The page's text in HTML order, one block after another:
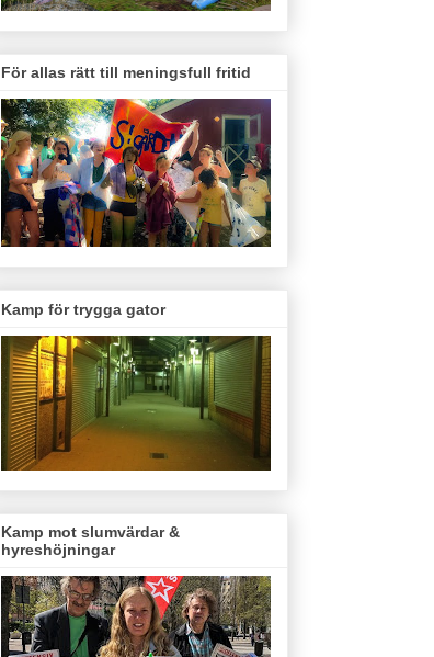
För allas rätt till meningsfull fritid
Kamp för trygga gator
Kamp mot slumvärdar &
hyreshöjningar